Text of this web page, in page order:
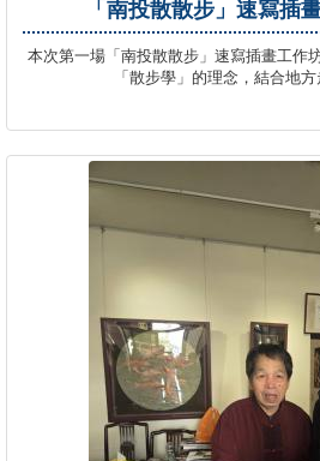
「南投散散步」速寫插
本次第一場「南投散散步」速寫插畫工作
「散步學」的理念，結合地方